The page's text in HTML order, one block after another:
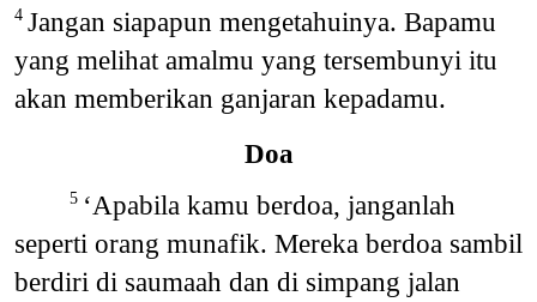
4 Jangan siapapun mengetahuinya. Bapamu
yang melihat amalmu yang tersembunyi itu
akan memberikan ganjaran kepadamu.
Doa
5 ‘Apabila kamu berdoa, janganlah
seperti orang munafik. Mereka berdoa sambil
berdiri di saumaah dan di simpang jalan